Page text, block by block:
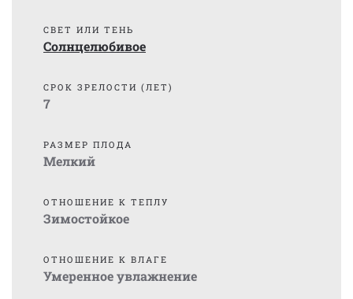
СВЕТ ИЛИ ТЕНЬ
Солнцелюбивое
СРОК ЗРЕЛОСТИ (ЛЕТ)
7
РАЗМЕР ПЛОДА
Мелкий
ОТНОШЕНИЕ К ТЕПЛУ
Зимостойкое
ОТНОШЕНИЕ К ВЛАГЕ
Умеренное увлажнение